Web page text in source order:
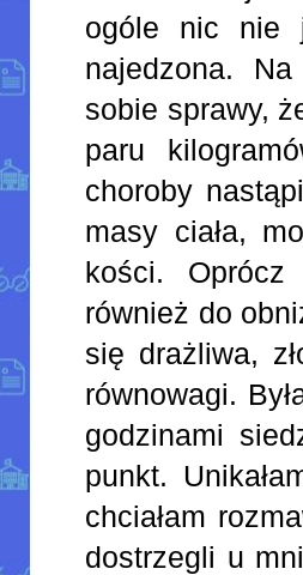
ogóle nic nie
najedzona.
sobie sprawy,
paru
choroby
masy ciała,
kości. Oprócz
również do
się drażliwa,
równowagi.
godzinami
punkt.
chciałam
dostrzegli u